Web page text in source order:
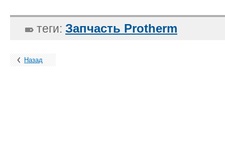
теги: Запчасть Protherm
Назад